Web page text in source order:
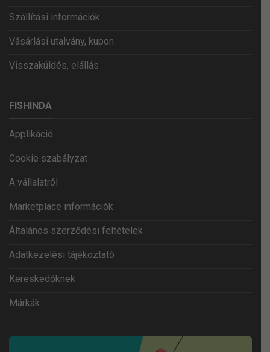
Szállítási információk
Vásárlási utalvány, kupon
Visszaküldés, elállás
FISHINDA
Applikáció
Cookie szabályzat
A vállalatról
Marketplace információk
Általános szerződési feltételek
Adatkezelési tájékoztató
Kereskedőknek
Márkák